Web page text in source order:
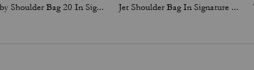
Tabby Shoulder Bag 20 In Signature Canvas Jet Shoulder Bag In Signature Canvas